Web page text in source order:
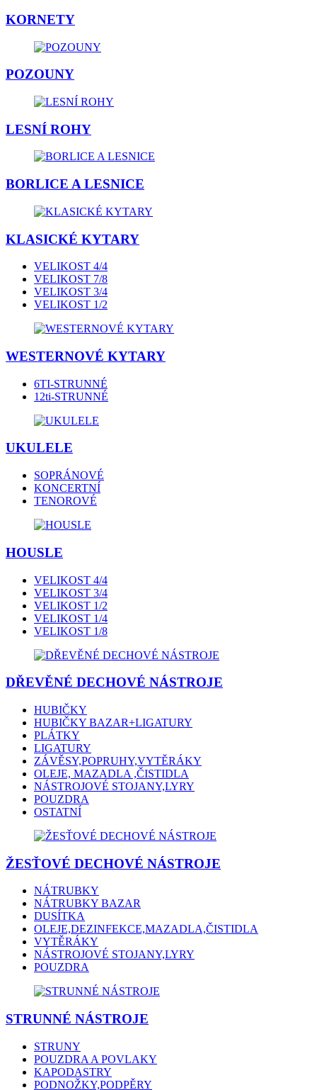
KORNETY
POZOUNY
LESNÍ ROHY
BORLICE A LESNICE
KLASICKÉ KYTARY
VELIKOST 4/4
VELIKOST 7/8
VELIKOST 3/4
VELIKOST 1/2
WESTERNOVÉ KYTARY
6TI-STRUNNÉ
12ti-STRUNNÉ
UKULELE
SOPRÁNOVÉ
KONCERTNÍ
TENOROVÉ
HOUSLE
VELIKOST 4/4
VELIKOST 3/4
VELIKOST 1/2
VELIKOST 1/4
VELIKOST 1/8
DŘEVĚNÉ DECHOVÉ NÁSTROJE
HUBIČKY
HUBIČKY BAZAR+LIGATURY
PLÁTKY
LIGATURY
ZÁVĚSY,POPRUHY,VYTĚRÁKY
OLEJE, MAZADLA ,ČISTIDLA
NÁSTROJOVÉ STOJANY,LYRY
POUZDRA
OSTATNÍ
ŽESŤOVÉ DECHOVÉ NÁSTROJE
NÁTRUBKY
NÁTRUBKY BAZAR
DUSÍTKA
OLEJE,DEZINFEKCE,MAZADLA,ČISTIDLA
VYTĚRÁKY
NÁSTROJOVÉ STOJANY,LYRY
POUZDRA
STRUNNÉ NÁSTROJE
STRUNY
POUZDRA A POVLAKY
KAPODASTRY
PODNOŽKY,PODPĚRY